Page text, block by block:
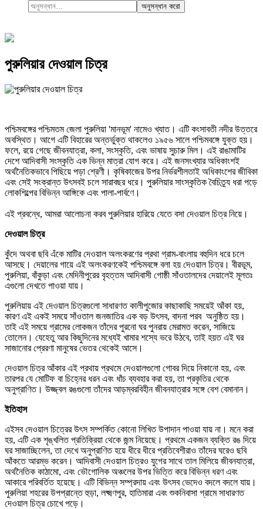
অনুসন্ধান করো
পুরুলিয়ার দেওয়াল চিত্র
পশ্চিমবঙ্গের পশ্চিমতম জেলা পুরুলিয়া 'মানভূম' নামেও খ্যাত। এটি কংসাবতী নদীর উত্তরে
অবস্থিত। আগে এটি বিহারের অন্তর্ভুক্ত থাকলেও ১৯৫৬ সালে পশ্চিমবঙ্গে যুক্ত হয়।
ফলে, রয়ে গেছে জীবনযাত্রা, কলা, সংস্কৃতি, এবং ভাষায় সুচারু মিল। এই রাঙামাটির
দেশে আদিবাসী সংস্কৃতি এক ভিন্ন মাত্রা যোগ করে। এই জনসংখ্যার অধিকাংশই
অর্থনৈতিকভাবে পিছিয়ে পড়া শ্রেণী। কৃষিকাজের উপর নির্ভরশীলতাই অধিকাংশের জীবিকা
এবং সেই সংক্রান্ত উৎসবই চলে সারাবছর ধরে। পুরুলিয়ার সাংস্কৃতিক বৈচিত্র্য ধরা পড়ে
লোকশিল্পের বিভিন্ন আঙ্গিকে এবং পালা-পার্বণে।
এই প্রবন্ধে, আমরা আলোচনা করব পুরুলিয়ার হারিয়ে যেতে বসা দেওয়াল চিত্র নিয়ে।
দেওয়াল চিত্র
কুঁদে অথবা ছবি এঁকে মাটির দেওয়াল অলংকরণের প্রথা গ্রাম-বাংলায় বহুদিন ধরে চলে
আসছে। দেয়ালের গায়ে এই অলংকরণকেই পশ্চিমবঙ্গে বলা হয় দেওয়াল চিত্র। বীরভূম,
পুরুলিয়া, বাঁকুড়া এবং মেদিনীপুরের বৃহত্তম আদিবাসী গোষ্ঠী সাঁওতালদের দেয়ালেই মূলতঃ
এগুলো দেখতে পাওয়া যায়।
পুরুলিয়ায় এই দেওয়াল চিত্রগুলো সাধারণত কালীপুজোর কাছাকাছি সময়েই আঁকা হয়,
কারণ এই একই সময়ে সাঁওতাল জনজাতির এক বড় উৎসব, বাদনা পরব অনুষ্ঠিত হয়।
তাই এই সময়ে গ্রামের লোকজন তাঁদের পুরনো ঘর পুনরায় মেরামত করেন, সাজিয়ে
তোলেন। যেহেতু আর কিছুদিনের মধ্যেই খামার শস্যে ভরে উঠবে, তাই হয়ত এই ঘর
সাজানোর প্রেরণা মানুষের ভেতর থেকেই আসে।
দেওয়াল চিত্র আঁকার এই প্রথায় প্রথমে দেওয়ালগুলো গোবর দিয়ে নিকানো হয়, এবং
তারপর যে মোটিফ বা চিহ্নের ধরন এবং ধাঁচ ব্যবহার করা হয়, তা প্রকৃতির থেকে
অনুপ্রাণিত। উজ্জ্বল রঙগুলো তাঁদের আড়ম্বরবিহীন জীবনযাত্রার সঙ্গে বেশ বেমানান।
ইতিহাস
এইসব দেওয়াল চিত্রের উৎস সম্পর্কিত কোনো লিখিত উপাদান পাওয়া যায় না। মনে করা
হয়, এটি এক শৃঙ্খলিত প্রতিক্রিয়া থেকে জন্ম নিয়েছে। প্রথমে একজন ব্যক্তি রঙ দিয়ে
ঘর সাজাচ্ছিলেন, তা দেখে অনুপ্রাণিত হয়ে ধীরে ধীরে প্রতিবেশীরাও তাঁদের ঘরেও ছবি
আঁকতে আরম্ভ করেন। আদিবাসী দেওয়াল চিত্রও যুগের সাথে তাল মিলিয়ে জীবনযাত্রা,
অর্থনৈতিক কাঠামো, এবং ভৌগোলিক অঞ্চলের উপর ভিত্তি করে বিভিন্ন ধরণ এবং
আকারে পরিবর্তিত হয়েছে। এটি বিভিন্ন সম্প্রদায় এবং উৎসব ভেদেও বদলে বদলে যায়।
পুরুলিয়া শহরের উপপ্রান্তে হুড়া, লক্ষ্মণপুর, হাতিমারা এবং শুকনিবাসা গ্রামে সাধারণত
দেওয়াল চিত্র চোখে পড়ে।